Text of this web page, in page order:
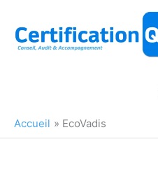
contenu
Accueil EcoVadis